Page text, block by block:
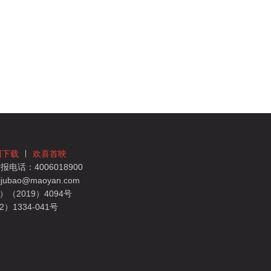
下载
欢喜首映
电话：4006018900
（2019）4094号
）1334-041号